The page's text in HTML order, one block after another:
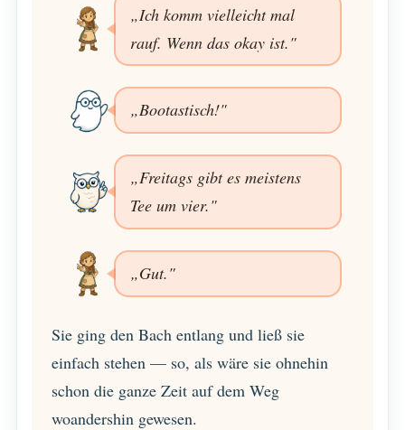
„Ich komm vielleicht mal
rauf. Wenn das okay ist."
„Bootastisch!"
„Freitags gibt es meistens
Tee um vier."
„Gut."
Sie ging den Bach entlang und ließ sie
einfach stehen — so, als wäre sie ohnehin
schon die ganze Zeit auf dem Weg
woandershin gewesen.